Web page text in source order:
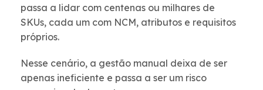
passa a lidar com centenas ou milhares de
SKUs, cada um com NCM, atributos e requisitos
próprios.
Nesse cenário, a gestão manual deixa de ser
apenas ineficiente e passa a ser um risco